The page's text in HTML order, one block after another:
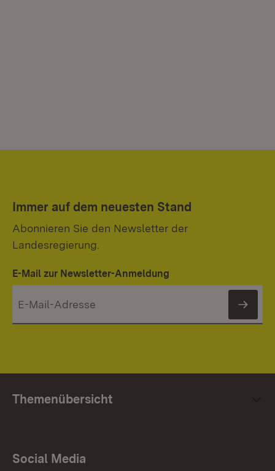
Immer auf dem neuesten Stand
Abonnieren Sie den Newsletter der
Landesregierung.
E-Mail zur Newsletter-Anmeldung
Themenübersicht
Social Media